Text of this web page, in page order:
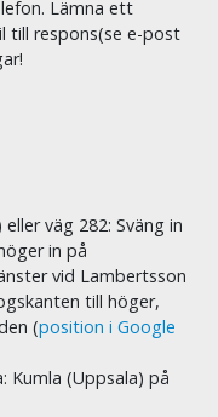
Lämna ett
till respons(se e-post
väg 282: Sväng in
in på
vid Lambertsson
till höger,
(position i Google
Kumla (Uppsala) på